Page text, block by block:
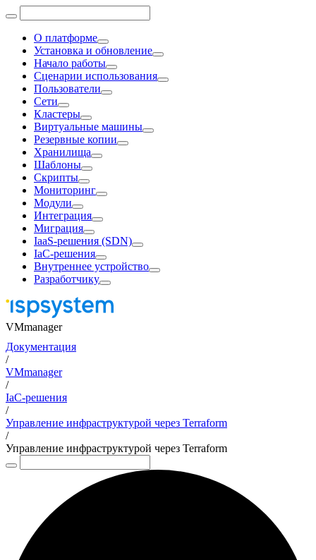
О платформе
Установка и обновление
Начало работы
Сценарии использования
Пользователи
Сети
Кластеры
Виртуальные машины
Резервные копии
Хранилища
Шаблоны
Скрипты
Мониторинг
Модули
Интеграция
Миграция
IaaS-решения (SDN)
IaC-решения
Внутреннее устройство
Разработчику
VMmanager
Документация
/
VMmanager
/
IaC-решения
/
Управление инфраструктурой через Terraform
/
Управление инфраструктурой через Terraform